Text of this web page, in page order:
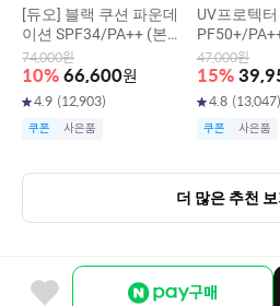
구매
[듀오] 블랙 쿠션 파운데
이션 SPF34/PA++ (본품
15g+리필15g)
74,000원
10% 66,600원
4.9 (12,903)
쿠폰 사은품
UV프로텍
PF50+/
47,000원
15%
4.8 (13,047)
쿠폰 사은품
더 많은 추천 보